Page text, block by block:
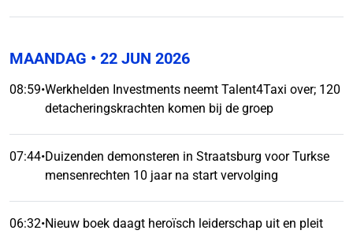
MAANDAG • 22 JUN 2026
08:59•Werkhelden Investments neemt Talent4Taxi over; 120
detacheringskrachten komen bij de groep
07:44•Duizenden demonsteren in Straatsburg voor Turkse
mensenrechten 10 jaar na start vervolging
06:32•Nieuw boek daagt heroïsch leiderschap uit en pleit